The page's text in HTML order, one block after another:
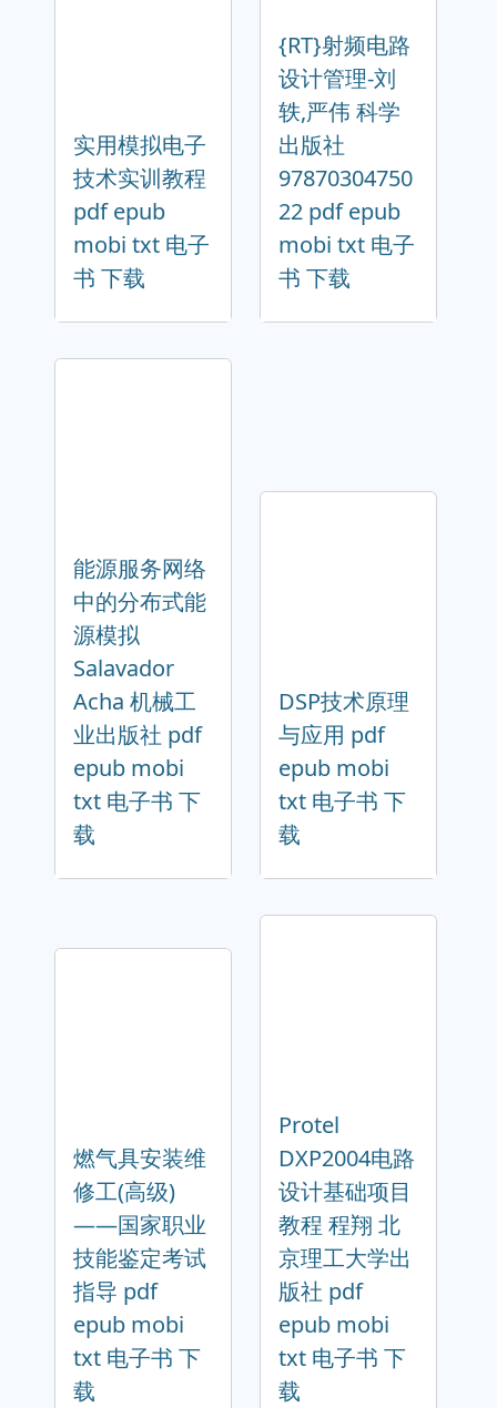
实用模拟电子
技术实训教程
pdf epub
mobi txt 电子
书 下载
{RT}射频电路
设计管理-刘
轶,严伟 科学
出版社
97870304750
22 pdf epub
mobi txt 电子
书 下载
能源服务网络
中的分布式能
源模拟
Salavador
Acha 机械工
业出版社 pdf
epub mobi
txt 电子书 下
载
DSP技术原理
与应用 pdf
epub mobi
txt 电子书 下
载
燃气具安装维
修工(高级)
——国家职业
技能鉴定考试
指导 pdf
epub mobi
txt 电子书 下
载
Protel
DXP2004电路
设计基础项目
教程 程翔 北
京理工大学出
版社 pdf
epub mobi
txt 电子书 下
载